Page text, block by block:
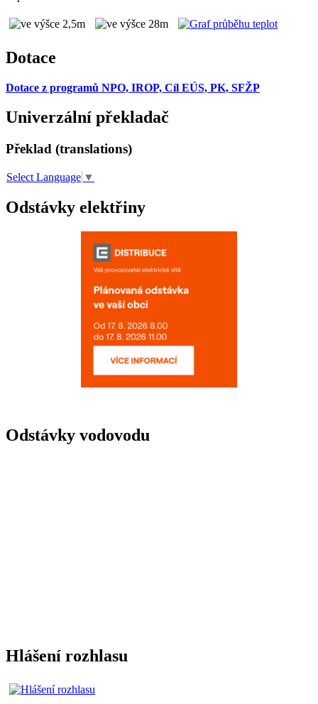
Dotace
Dotace z programů NPO, IROP, Cíl EÚS, PK, SFŽP
Univerzální překladač
Překlad (translations)
Select Language ▼
Odstávky elektřiny
Odstávky vodovodu
Hlášení rozhlasu